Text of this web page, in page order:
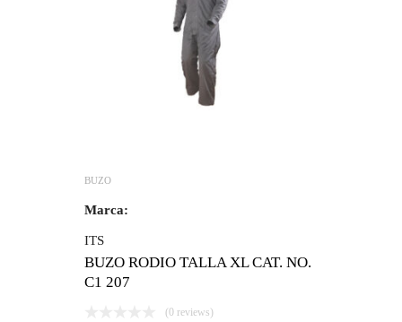
BUZO
Marca:
ITS
BUZO RODIO TALLA XL CAT. NO.
C1 207
(0 reviews)